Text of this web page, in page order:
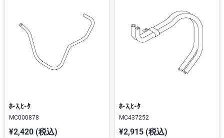
ﾎ-ｽ,ﾋ-ﾀ
MC000878
¥2,420 (税込)
ﾎ-ｽ,ﾋ-ﾀ
MC437252
¥2,915 (税込)